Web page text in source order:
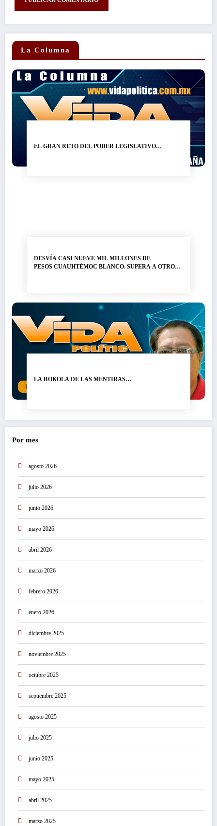
La Columna
EL GRAN RETO DEL PODER LEGISLATIVO…
DESVÍA CASI NUEVE MIL MILLONES DE
PESOS CUAUHTÉMOC BLANCO. SUPERA A OTRO
LA ROKOLA DE LAS MENTIRAS…
Por mes
agosto 2026
julio 2026
junio 2026
mayo 2026
abril 2026
marzo 2026
febrero 2026
enero 2026
diciembre 2025
noviembre 2025
octubre 2025
septiembre 2025
agosto 2025
julio 2025
junio 2025
mayo 2025
abril 2025
marzo 2025